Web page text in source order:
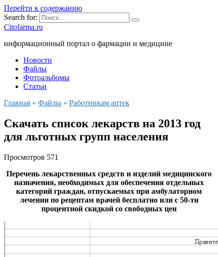
Перейти к содержанию
Search for:
Citofarma.ru
информационный портал о фармации и медицине
Новости
Файлы
Фотоальбомы
Статьи
Главная » Файлы » Работникам аптек
Скачать список лекарств на 2013 год
для льготных групп населения
Просмотров 571
Перечень лекарственных средств и изделий медицинского
назначения, необходимых для обеспечения отдельных
категорий граждан, отпускаемых при амбулаторном
лечении по рецептам врачей бесплатно или с 50-ти
процентной скидкой со свободных цен